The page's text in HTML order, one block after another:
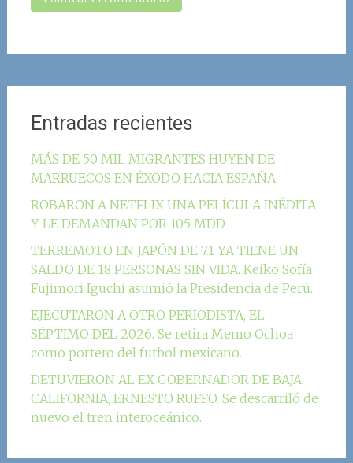
Entradas recientes
MÁS DE 50 MIL MIGRANTES HUYEN DE
MARRUECOS EN ÉXODO HACIA ESPAÑA
ROBARON A NETFLIX UNA PELÍCULA INÉDITA
Y LE DEMANDAN POR 105 MDD
TERREMOTO EN JAPÓN DE 7.1 YA TIENE UN
SALDO DE 18 PERSONAS SIN VIDA. Keiko Sofía
Fujimori Iguchi asumió la Presidencia de Perú.
EJECUTARON A OTRO PERIODISTA, EL
SÉPTIMO DEL 2026. Se retira Memo Ochoa
como portero del futbol mexicano.
DETUVIERON AL EX GOBERNADOR DE BAJA
CALIFORNIA, ERNESTO RUFFO. Se descarriló de
nuevo el tren interoceánico.